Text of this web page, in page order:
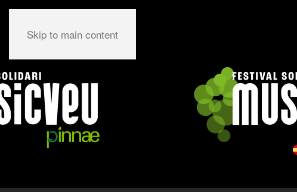
Skip to main content